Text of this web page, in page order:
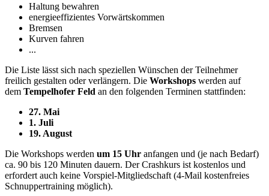
Haltung bewahren
energieeffizientes Vorwärtskommen
Bremsen
Kurven fahren
...
Die Liste lässt sich nach speziellen Wünschen der Teilnehmer
freilich gestalten oder verlängern. Die Workshops werden auf
dem Tempelhofer Feld an den folgenden Terminen stattfinden:
27. Mai
1. Juli
19. August
Die Workshops werden um 15 Uhr anfangen und (je nach Bedarf)
ca. 90 bis 120 Minuten dauern. Der Crashkurs ist kostenlos und
erfordert auch keine Vorspiel-Mitgliedschaft (4-Mail kostenfreies
Schnuppertraining möglich).